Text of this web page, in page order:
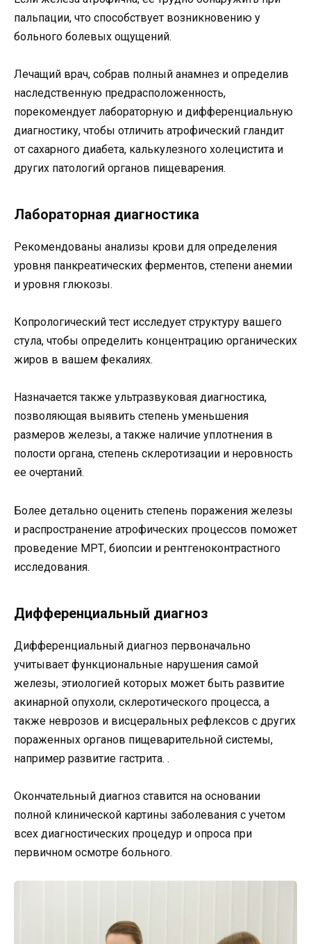
пальпации, что способствует возникновению у
больного болевых ощущений.
Лечащий врач, собрав полный анамнез и определив
наследственную предрасположенность,
порекомендует лабораторную и дифференциальную
диагностику, чтобы отличить атрофический гландит
от сахарного диабета, калькулезного холецистита и
других патологий органов пищеварения.
Лабораторная диагностика
Рекомендованы анализы крови для определения
уровня панкреатических ферментов, степени анемии
и уровня глюкозы.
Копрологический тест исследует структуру вашего
стула, чтобы определить концентрацию органических
жиров в вашем фекалиях.
Назначается также ультразвуковая диагностика,
позволяющая выявить степень уменьшения
размеров железы, а также наличие уплотнения в
полости органа, степень склеротизации и неровность
ее очертаний.
Более детально оценить степень поражения железы
и распространение атрофических процессов поможет
проведение МРТ, биопсии и рентгеноконтрастного
исследования.
Дифференциальный диагноз
Дифференциальный диагноз первоначально
учитывает функциональные нарушения самой
железы, этиологией которых может быть развитие
акинарной опухоли, склеротического процесса, а
также неврозов и висцеральных рефлексов с других
пораженных органов пищеварительной системы,
например развитие гастрита. .
Окончательный диагноз ставится на основании
полной клинической картины заболевания с учетом
всех диагностических процедур и опроса при
первичном осмотре больного.